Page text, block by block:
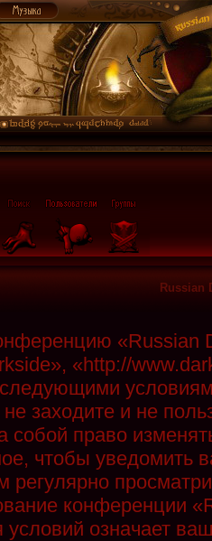
Russian
«http://
следующими
не заходите и не
собой право
чтобы уведомить
конференции
условий означает